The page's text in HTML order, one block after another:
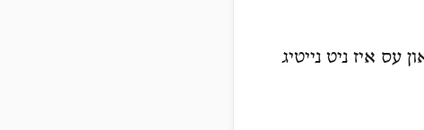
עס איז ניט נייטיג